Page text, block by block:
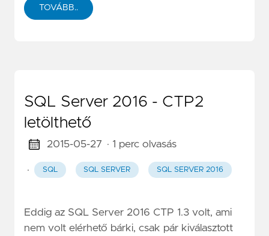
TOVÁBB..
SQL Server 2016 - CTP2
letölthető
2015-05-27 · 1 perc olvasás
· SQL SQL SERVER SQL SERVER 2016
Eddig az SQL Server 2016 CTP 1.3 volt, ami
nem volt elérhető bárki, csak pár kiválasztott